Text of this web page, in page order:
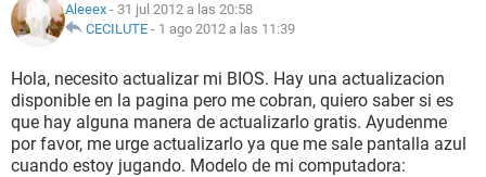
Aleeex - 31 jul 2012 a las 20:58
CECILUTE - 1 ago 2012 a las 11:39
Hola, necesito actualizar mi BIOS. Hay una actualizacion
disponible en la pagina pero me cobran, quiero saber si es
que hay alguna manera de actualizarlo gratis. Ayudenme
por favor, me urge actualizarlo ya que me sale pantalla azul
cuando estoy jugando. Modelo de mi computadora: